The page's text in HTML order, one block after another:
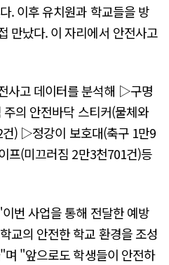
. 이후 유치원과 학교들을 방
만났다. 이 자리에서 안전사고
사고 데이터를 분석해 ▷구명
의 안전바닥 스티커(물체와
건) ▷정강이 보호대(축구 1만9
프(미끄러짐 2만3천701건)등
번 사업을 통해 전달한 예방
교의 안전한 학교 환경을 조성
"앞으로도 학생들이 안전하